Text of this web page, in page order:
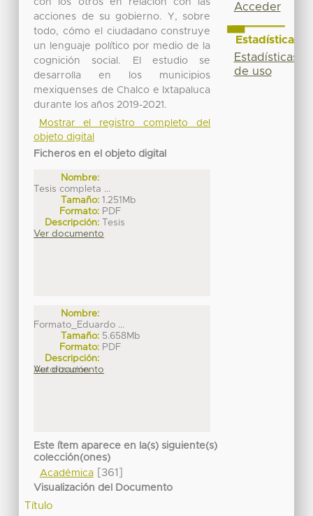
con los otros en relación con las
acciones de su gobierno. Y, sobre
todo, cómo el ciudadano construye
un lenguaje político por medio de la
cognición social. El estudio se
desarrolla en los municipios
mexiquenses de Chalco e Ixtapaluca
durante los años 2019-2021.
Mostrar el registro completo del
objeto digital
Ficheros en el objeto digital
Nombre:
Tesis completa ...
Tamaño: 1.251Mb
Formato: PDF
Descripción: Tesis
Ver documento
Nombre:
Formato_Eduardo ...
Tamaño: 5.658Mb
Formato: PDF
Descripción:
Autorización
Ver documento
Este ítem aparece en la(s) siguiente(s)
colección(ones)
Académica[361]
Visualización del Documento
Título
Acceder
Estadísticas
Estadísticas
de uso